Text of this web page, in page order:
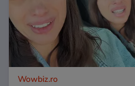
Wowbiz.ro